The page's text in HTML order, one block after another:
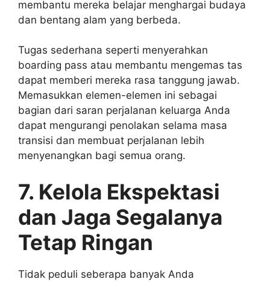
membantu mereka belajar menghargai budaya
dan bentang alam yang berbeda.
Tugas sederhana seperti menyerahkan
boarding pass atau membantu mengemas tas
dapat memberi mereka rasa tanggung jawab.
Memasukkan elemen-elemen ini sebagai
bagian dari saran perjalanan keluarga Anda
dapat mengurangi penolakan selama masa
transisi dan membuat perjalanan lebih
menyenangkan bagi semua orang.
7. Kelola Ekspektasi
dan Jaga Segalanya
Tetap Ringan
Tidak peduli seberapa banyak Anda